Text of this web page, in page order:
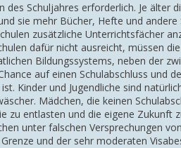
Schuljahres erforderlich. Je älter
sie mehr Bücher, Hefte und andere
zusätzliche Unterrichtsfächer
dafür nicht ausreicht, müssen
Bildungssystems, neben der
auf einen Schulabschluss und
Kinder und Jugendliche sind
Mädchen, die keinen
entlasten und die eigene Zukunft
unter falschen Versprechungen
und der sehr moderaten